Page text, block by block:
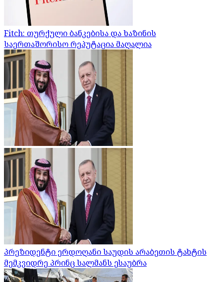
Fitch: თურქული ბანკებისა და ხაზინის
საერთაშორისო რეპუტაცია მაღალია
პრეზიდენტი ერდოღანი საუდის არაბეთის ტახტის
მემკვიდრე პრინც სალმანს ესაუბრა